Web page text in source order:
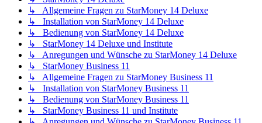
↳ Allgemeine Fragen zu StarMoney 14 Deluxe
↳ Installation von StarMoney 14 Deluxe
↳ Bedienung von StarMoney 14 Deluxe
↳ StarMoney 14 Deluxe und Institute
↳ Anregungen und Wünsche zu StarMoney 14 Deluxe
↳ StarMoney Business 11
↳ Allgemeine Fragen zu StarMoney Business 11
↳ Installation von StarMoney Business 11
↳ Bedienung von StarMoney Business 11
↳ StarMoney Business 11 und Institute